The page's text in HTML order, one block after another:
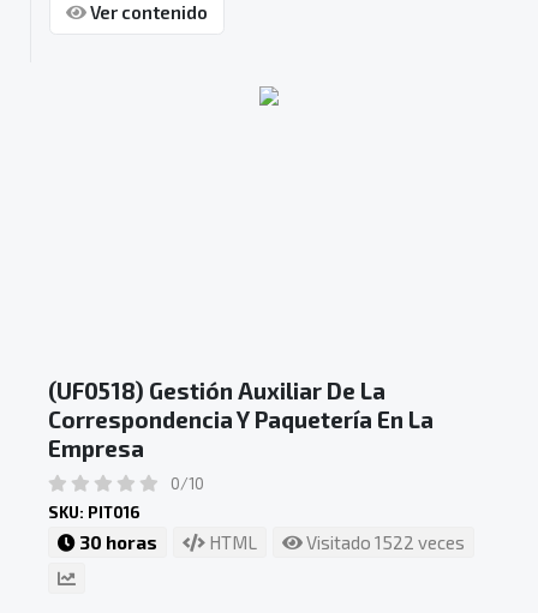
Ver contenido
(UF0518) Gestión Auxiliar De La
Correspondencia Y Paquetería En La
Empresa
0/10
SKU: PIT016
30 horas HTML Visitado 1522 veces